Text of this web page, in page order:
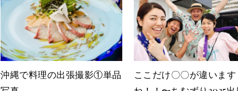
沖縄で料理の出張撮影①単品
ここだけ〇〇が違います